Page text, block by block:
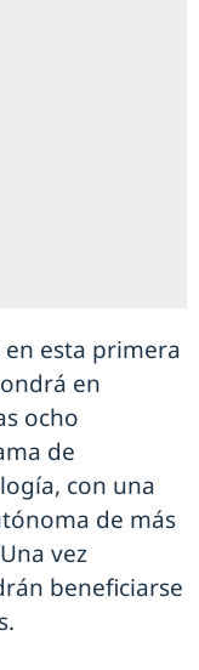
en esta primera
en
ocho
de
con una
de más
vez
beneficiarse